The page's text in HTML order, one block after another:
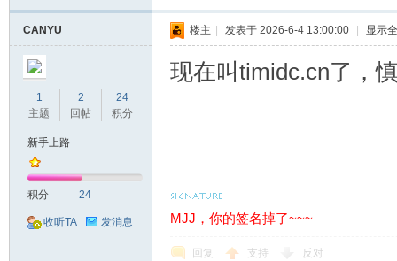
CANYU
1
主题
2
回帖
24
积分
新手上路
积分 24
收听TA 发消息
楼主 发表于 2026-6-4 13:00:00 显示
现在叫timidc.cn了，
MJJ，你的签名掉了~~~
回复 支持 反对